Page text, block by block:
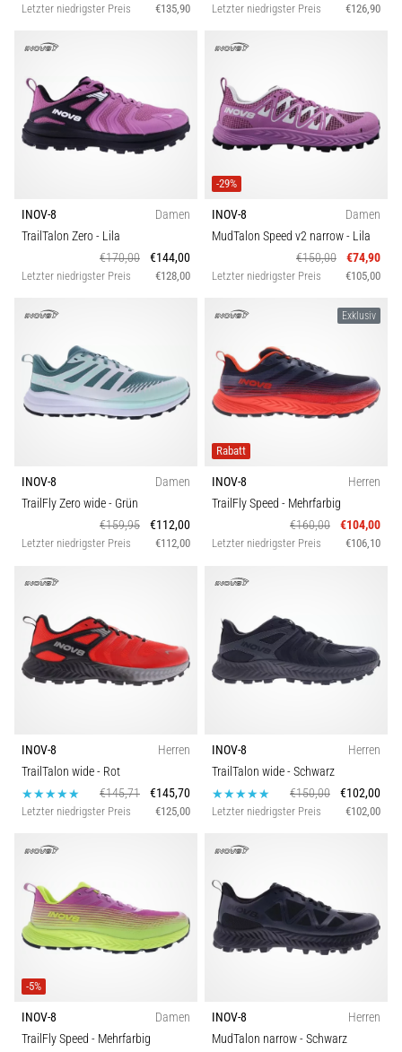
Letzter niedrigster Preis €135,90 Letzter niedrigster Preis €126,90
INOV-8
Damen
TrailTalon Zero- Lila
€170,00
€144,00
Letzter niedrigster Preis €128,00
-29%
INOV-8
Damen
MudTalon Speed v2 narrow- Lila
€150,00
€74,90
Letzter niedrigster Preis €105,00
INOV-8
Damen
TrailFly Zero wide- Grün
€159,95
€112,00
Letzter niedrigster Preis €112,00
Exklusiv
Rabatt
INOV-8
Herren
TrailFly Speed - Mehrfarbig
€160,00
€104,00
Letzter niedrigster Preis €106,10
INOV-8
Herren
TrailTalon wide- Rot
€145,71
€145,70
Letzter niedrigster Preis €125,00
INOV-8
Herren
TrailTalon wide- Schwarz
€150,00
€102,00
Letzter niedrigster Preis €102,00
-5%
INOV-8
Damen
TrailFly Speed - Mehrfarbig
INOV-8
Herren
MudTalon narrow- Schwarz